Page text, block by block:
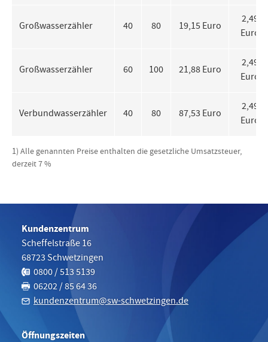
Großwasserzähler 40 80 19,15 Euro
2,49
Euro
Großwasserzähler 60 100 21,88 Euro
2,49
Euro
Verbundwasserzähler 40 80 87,53 Euro
2,49
Euro
1) Alle genannten Preise enthalten die gesetzliche Umsatzsteuer,
derzeit 7 %
Kundenzentrum
Scheffelstraße 16
68723Schwetzingen
Telefon:
0800 / 513 5139
Fax:06202 / 85 64 36
kundenzentrum@sw-schwetzingen.de
Öffnungszeiten